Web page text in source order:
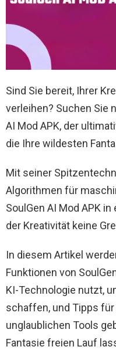
Sind Sie bereit, Ihrer
verleihen? Suchen Sie
AI Mod APK, der
die Ihre wildesten
Mit seiner
Algorithmen für
SoulGen AI Mod APK
der Kreativität keine
In diesem Artikel
Funktionen von
KI-Technologie nutzt,
schaffen, und Tipps
unglaublichen Tools
Fantasie freien Lauf